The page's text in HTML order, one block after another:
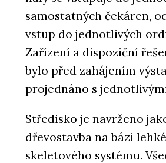
samostatných čekáren,
vstup do jednotlivých
Zařízení a dispoziční
bylo před zahájením
projednáno s
Středisko je navrženo
dřevostavba na bázi
skeletového systému.